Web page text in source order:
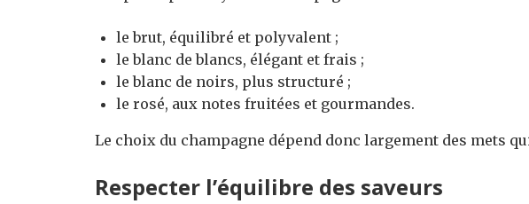
le brut, équilibré et polyvalent ;
le blanc de blancs, élégant et frais ;
le blanc de noirs, plus structuré ;
le rosé, aux notes fruitées et gourmandes.
Le choix du champagne dépend donc largement des mets
Respecter l’équilibre des saveurs